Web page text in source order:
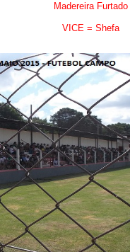
Madereira Furtado
VICE = Shefa